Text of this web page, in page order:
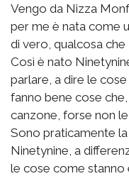
Vengo da Nizza
per me è nata come
di vero, qualcosa
Così è nato
parlare, a dire le
fanno bene cose
canzone, forse non
Sono praticamente
Ninetynine, a
le cose come stanno